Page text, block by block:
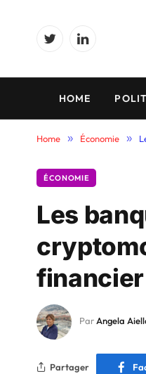
TwitterLinkedIn
HOME
Home » Économie »
ÉCONOMIE
Les
financier
Par Angela
Partager